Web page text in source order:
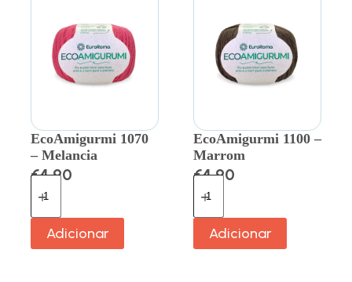
EcoAmigurmi 1070
– Melancia
€4.90
Adicionar
EcoAmigurmi 1100 –
Marrom
€4.90
Adicionar